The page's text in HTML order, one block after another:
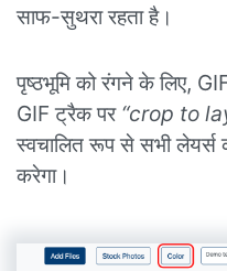
साफ-सुथरा रहता है।
पृष्ठभूमि को रंगने के लिए,
GIF ट्रैक पर “crop to
स्वचालित रूप से सभी
करेगा।